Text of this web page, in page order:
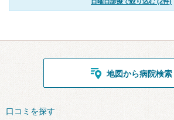
地図から病院検索
口コミを探す